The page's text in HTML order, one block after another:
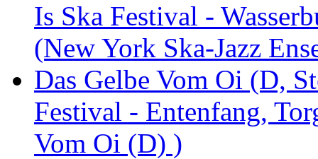
Is Ska Festival -
(New York Ska-Jazz
Das Gelbe Vom Oi (D,
Festival - Entenfang,
Vom Oi (D) )